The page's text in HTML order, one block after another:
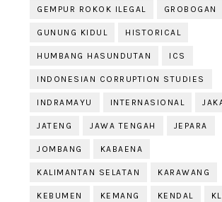
GEMPUR ROKOK ILEGAL GROBOGAN
GUNUNG KIDUL HISTORICAL
HUMBANG HASUNDUTAN ICS
INDONESIAN CORRUPTION STUDIES
INDRAMAYU INTERNASIONAL
JATENG JAWA TENGAH JEPARA
JOMBANG KABAENA
KALIMANTAN SELATAN KARAWANG
KEBUMEN KEMANG KENDAL